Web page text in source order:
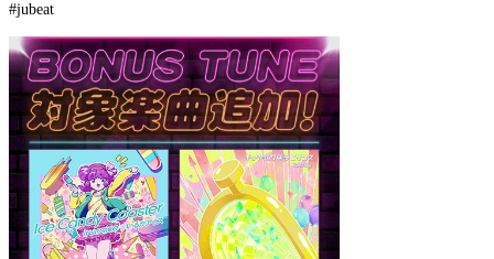
#jubeat